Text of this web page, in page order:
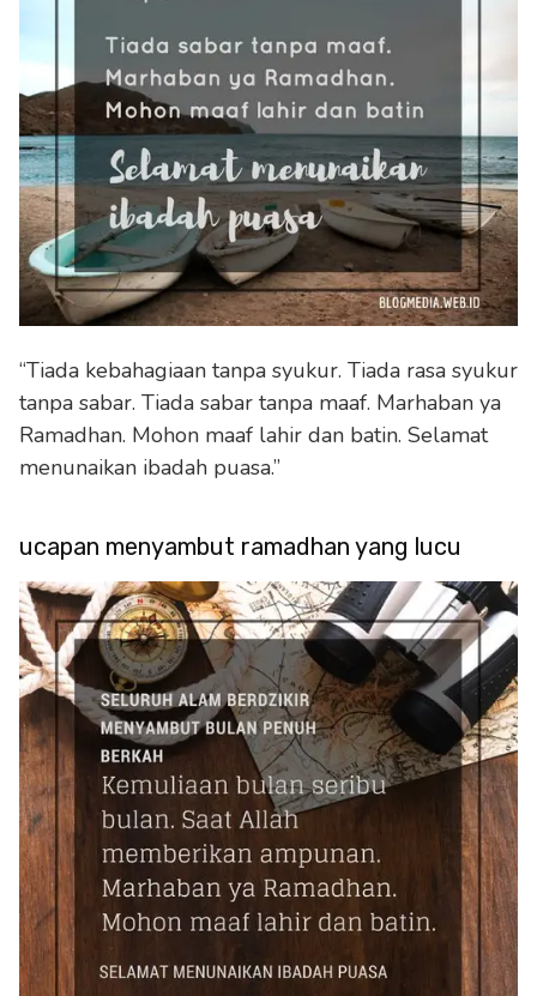
“Tiada kebahagiaan tanpa syukur. Tiada rasa syukur
tanpa sabar. Tiada sabar tanpa maaf. Marhaban ya
Ramadhan. Mohon maaf lahir dan batin. Selamat
menunaikan ibadah puasa.”
ucapan menyambut ramadhan yang lucu